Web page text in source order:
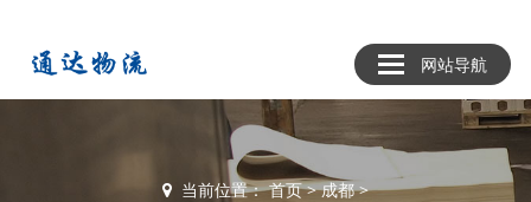
网站导航
当前位置：首页>成都>